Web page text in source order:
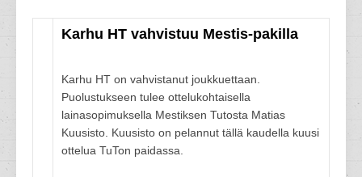
Karhu HT vahvistuu Mestis-pakilla
Karhu HT on vahvistanut joukkuettaan.
Puolustukseen tulee ottelukohtaisella
lainasopimuksella Mestiksen Tutosta Matias
Kuusisto. Kuusisto on pelannut tällä kaudella kuusi
ottelua TuTon paidassa.